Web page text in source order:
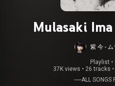
Mulasaki
紫 今 -
Playlist •
37K views • 26 tracks •
-----ALL SONGS